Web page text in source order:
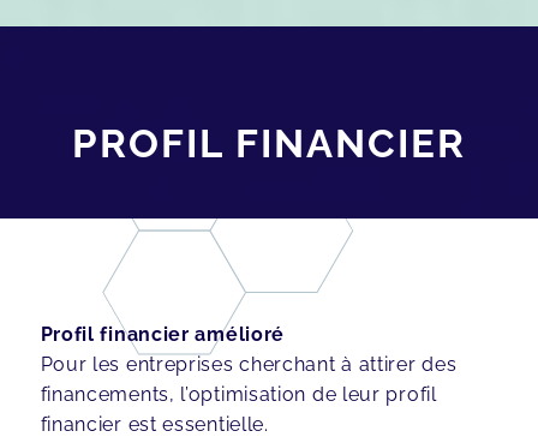
PROFIL FINANCIER
Profil financier amélioré
Pour les entreprises cherchant à attirer des
financements, l’optimisation de leur profil
financier est essentielle.